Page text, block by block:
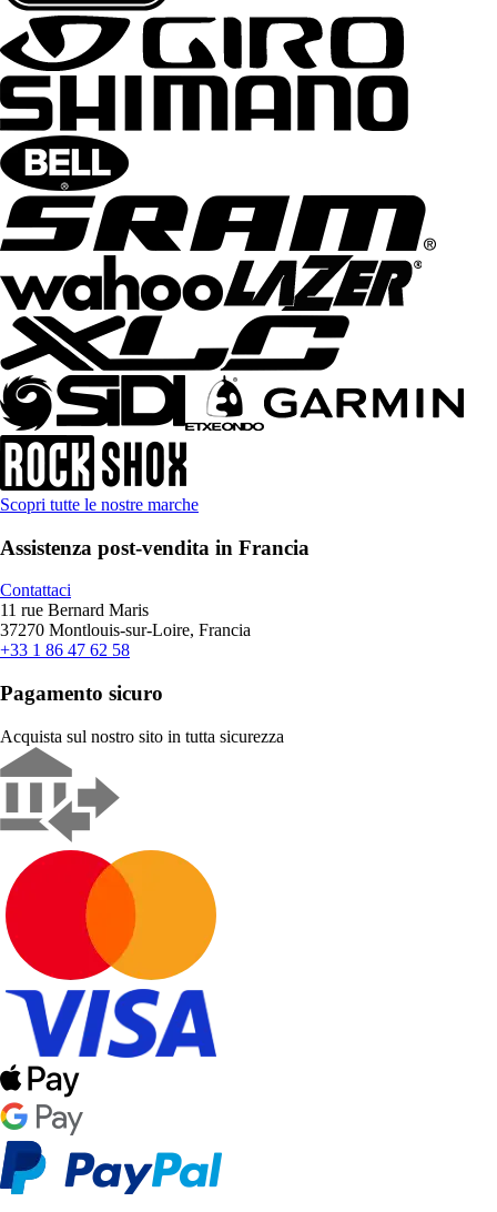
Scopri tutte le nostre marche
Assistenza post-vendita in Francia
Contattaci
11 rue Bernard Maris
37270 Montlouis-sur-Loire, Francia
+33 1 86 47 62 58
Pagamento sicuro
Acquista sul nostro sito in tutta sicurezza